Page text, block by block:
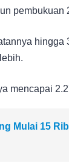
pembukuan
hingga
mencapai
Mulai 15